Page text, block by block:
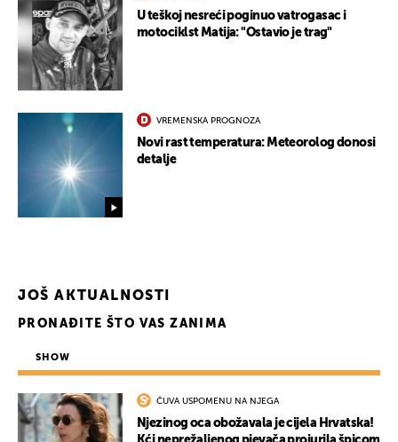
U teškoj nesreći poginuo vatrogasac i
motociklst Matija: "Ostavio je trag"
VREMENSKA PROGNOZA
Novi rast temperatura: Meteorolog donosi
detalje
JOŠ AKTUALNOSTI
PRONAĐITE ŠTO VAS ZANIMA
SHOW
ČUVA USPOMENU NA NJEGA
Njezinog oca obožavala je cijela Hrvatska!